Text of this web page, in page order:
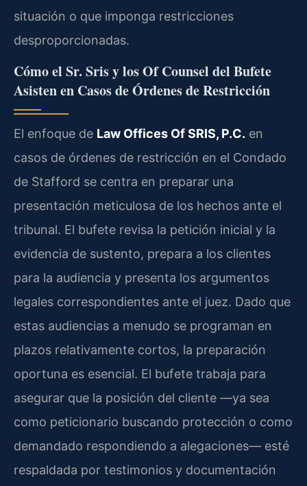
situación o que imponga restricciones
desproporcionadas.
Cómo el Sr. Sris y los Of Counsel del Bufete
Asisten en Casos de Órdenes de Restricción
El enfoque de Law Offices Of SRIS, P.C. en
casos de órdenes de restricción en el Condado
de Stafford se centra en preparar una
presentación meticulosa de los hechos ante el
tribunal. El bufete revisa la petición inicial y la
evidencia de sustento, prepara a los clientes
para la audiencia y presenta los argumentos
legales correspondientes ante el juez. Dado que
estas audiencias a menudo se programan en
plazos relativamente cortos, la preparación
oportuna es esencial. El bufete trabaja para
asegurar que la posición del cliente —ya sea
como peticionario buscando protección o como
demandado respondiendo a alegaciones— esté
respaldada por testimonios y documentación